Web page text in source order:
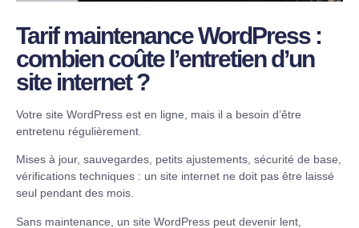
Tarif maintenance WordPress :
combien coûte l’entretien d’un
site internet ?
Votre site WordPress est en ligne, mais il a besoin d’être
entretenu régulièrement.
Mises à jour, sauvegardes, petits ajustements, sécurité de base,
vérifications techniques : un site internet ne doit pas être laissé
seul pendant des mois.
Sans maintenance, un site WordPress peut devenir lent,